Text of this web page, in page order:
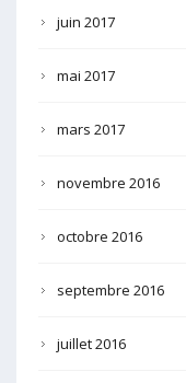
juin 2017
mai 2017
mars 2017
novembre 2016
octobre 2016
septembre 2016
juillet 2016